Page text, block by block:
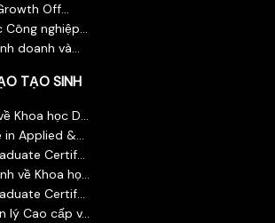
Off...
Công nghiệp...
doanh và...
TẠO SINH
Khoa học D...
Applied &...
Certif...
về Khoa họ...
Certif...
lý Cao cấp v...